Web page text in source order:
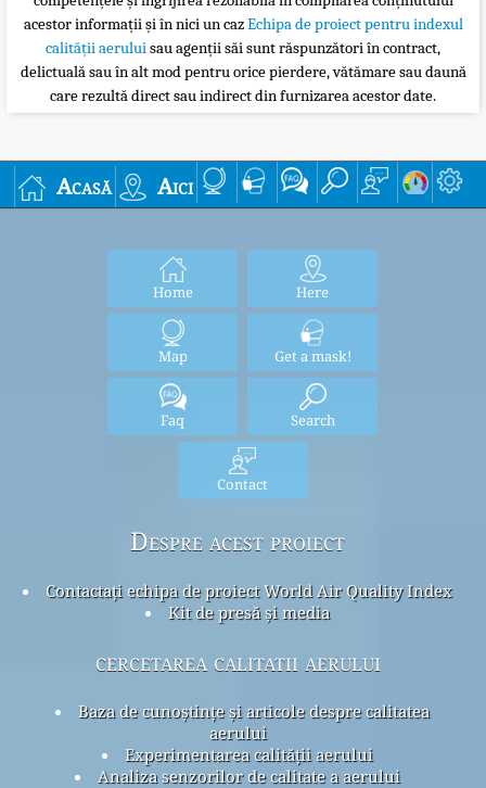
acestor informații și în nici un cazEchipa de proiect pentru indexul
calității aeruluisau agenții săi sunt răspunzători în contract,
delictuală sau în alt mod pentru orice pierdere, vătămare sau daună
care rezultă direct sau indirect din furnizarea acestor date.
Acasă Aici
Home Here
Map Get a mask!
Faq Search
Contact
Despre acest proiect
Contactați echipa de proiect World Air Quality Index
Kit de presă și media
cercetarea calitatii aerului
Baza de cunoștințe și articole despre calitatea
aerului
Experimentarea calității aerului
Analiza senzorilor de calitate a aerului